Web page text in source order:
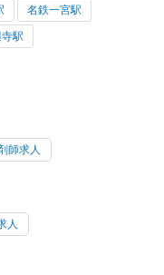
名鉄一宮駅
駅
師求人
人